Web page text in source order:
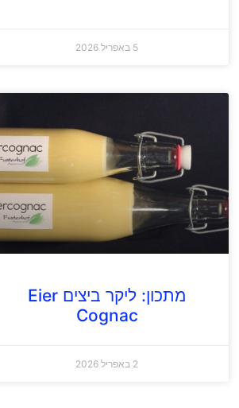
5 באפריל 2026
מתכון: ליקר ביצים Eier
Cognac
2 באפריל 2026